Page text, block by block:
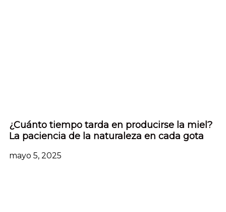
¿Cuánto tiempo tarda en producirse la miel?
La paciencia de la naturaleza en cada gota
mayo 5, 2025